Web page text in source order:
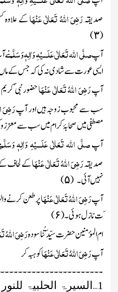
صدیقہرَضِیَ اللہُ تَعَالٰی عَنْہَاکے
(۳)
آپصلَّی اللہ تَعَالٰی عَلَـــیْہِ وَاٰلِہٖ وَسَلَّم
ایسی عورت سے شادی نہ کی کہ جس کے
آپرَضِیَ اللہُ تَعَالٰی عَنْہَاحضورنبی ٔ کریم
سب سے محبوب زوجہ ہیں اور آپرَضِیَ
مصطفی میں صحابۂ کرام میں سب سے معزز
آپصلَّی اللہ تَعَالٰی عَلَـــیْہِ وَاٰلِہٖ وَسَلَّم
صدیقہرَضِیَ اللہُ تَعَالٰی عَنْہَاکے لحاف
نہیں آئی۔(۵)
آپرَضِیَ اللہُ تَعَالٰی عَنْہَاپر طعن کرنے
َت نازل ہوئی۔(۶)
ام المؤمنین حضرت سیِّدَتُنا سودہرَضِیَ اللہُ
آپرَضِیَ اللہُ تَعَالٰی عَنْہَاکو ہبہ کر
1
…السیرۃ الحلبیۃ